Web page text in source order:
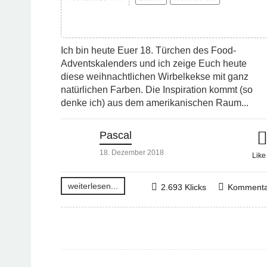
Ich bin heute Euer 18. Türchen des Food-
Adventskalenders und ich zeige Euch heute
diese weihnachtlichen Wirbelkekse mit ganz
natürlichen Farben. Die Inspiration kommt (so
denke ich) aus dem amerikanischen Raum...
Pascal
18. Dezember 2018 Like
weiterlesen... 2.693 Klicks